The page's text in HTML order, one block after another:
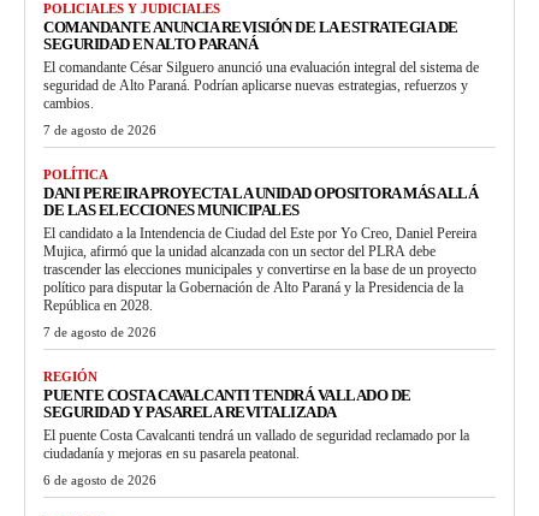
POLICIALES Y JUDICIALES
COMANDANTE ANUNCIA REVISIÓN DE LA ESTRATEGIA DE
SEGURIDAD EN ALTO PARANÁ
El comandante César Silguero anunció una evaluación integral del sistema de
seguridad de Alto Paraná. Podrían aplicarse nuevas estrategias, refuerzos y
cambios.
7 de agosto de 2026
POLÍTICA
DANI PEREIRA PROYECTA LA UNIDAD OPOSITORA MÁS ALLÁ
DE LAS ELECCIONES MUNICIPALES
El candidato a la Intendencia de Ciudad del Este por Yo Creo, Daniel Pereira
Mujica, afirmó que la unidad alcanzada con un sector del PLRA debe
trascender las elecciones municipales y convertirse en la base de un proyecto
político para disputar la Gobernación de Alto Paraná y la Presidencia de la
República en 2028.
7 de agosto de 2026
REGIÓN
PUENTE COSTA CAVALCANTI TENDRÁ VALLADO DE
SEGURIDAD Y PASARELA REVITALIZADA
El puente Costa Cavalcanti tendrá un vallado de seguridad reclamado por la
ciudadanía y mejoras en su pasarela peatonal.
6 de agosto de 2026